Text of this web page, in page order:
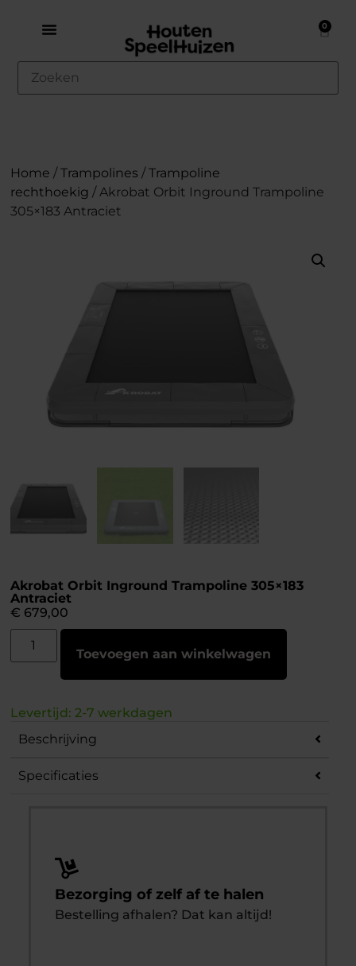
0
Akrobat Orbit Inground Trampoline 305×183
Antraciet
€ 679,00
Toevoegen aan winkelwagen
Levertijd: 2-7 werkdagen
Beschrijving
Specificaties
Home /Trampolines /Trampoline
rechthoekig / Akrobat Orbit Inground Trampoline
305×183 Antraciet
Bezorging of zelf af te halen
Bestelling afhalen? Dat kan altijd!